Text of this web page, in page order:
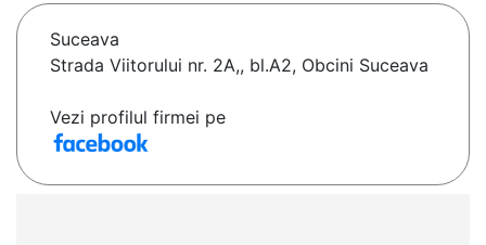
Suceava
Strada Viitorului nr. 2A,, bl.A2, Obcini Suceava
Vezi profilul firmei pe